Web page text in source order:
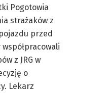
Pogotowia
strażaków z
przed
z JRG w
o
Lekarz